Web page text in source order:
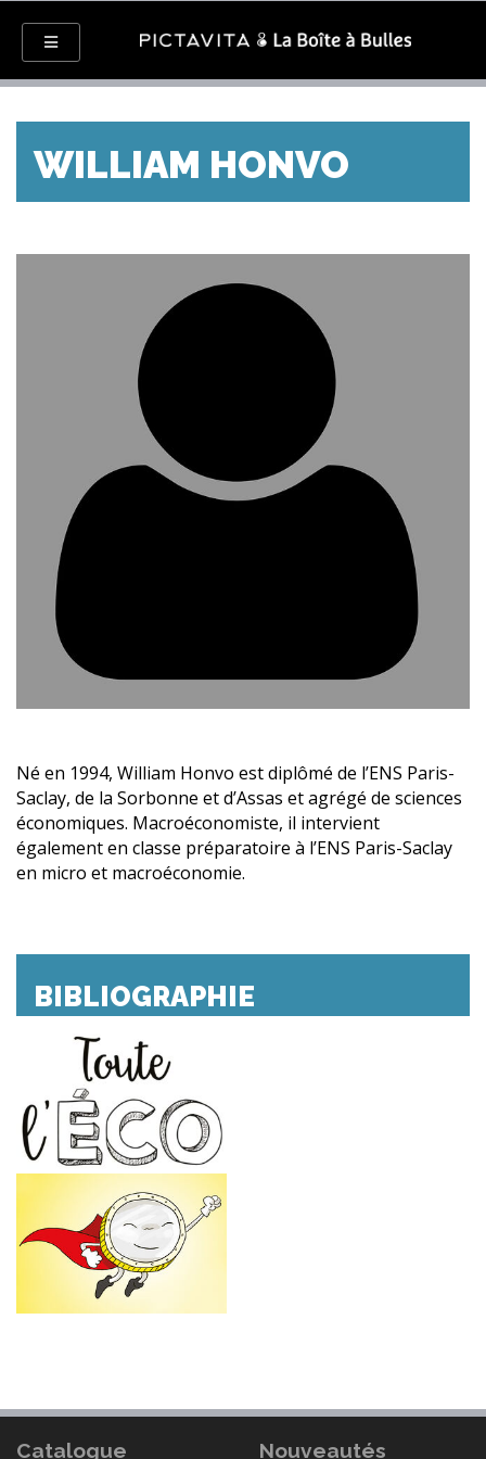
WILLIAM HONVO
Né en 1994, William Honvo est diplômé de l’ENS Paris-
Saclay, de la Sorbonne et d’Assas et agrégé de sciences
économiques. Macroéconomiste, il intervient
également en classe préparatoire à l’ENS Paris-Saclay
en micro et macroéconomie.
BIBLIOGRAPHIE
Catalogue Nouveautés